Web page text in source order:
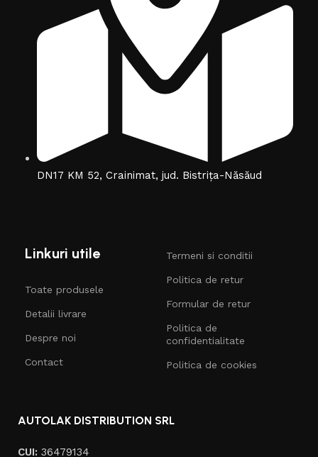
DN17 KM 52, Crainimat, jud. Bistrița-Năsăud
Linkuri utile
Toate produsele
Detalii livrare
Despre noi
Contact
Termeni si conditii
Politica de retur
Formular de retur
Politica de
confidentialitate
Politica de cookies
AUTOLAK DISTRIBUTION SRL
CUI: 36479134